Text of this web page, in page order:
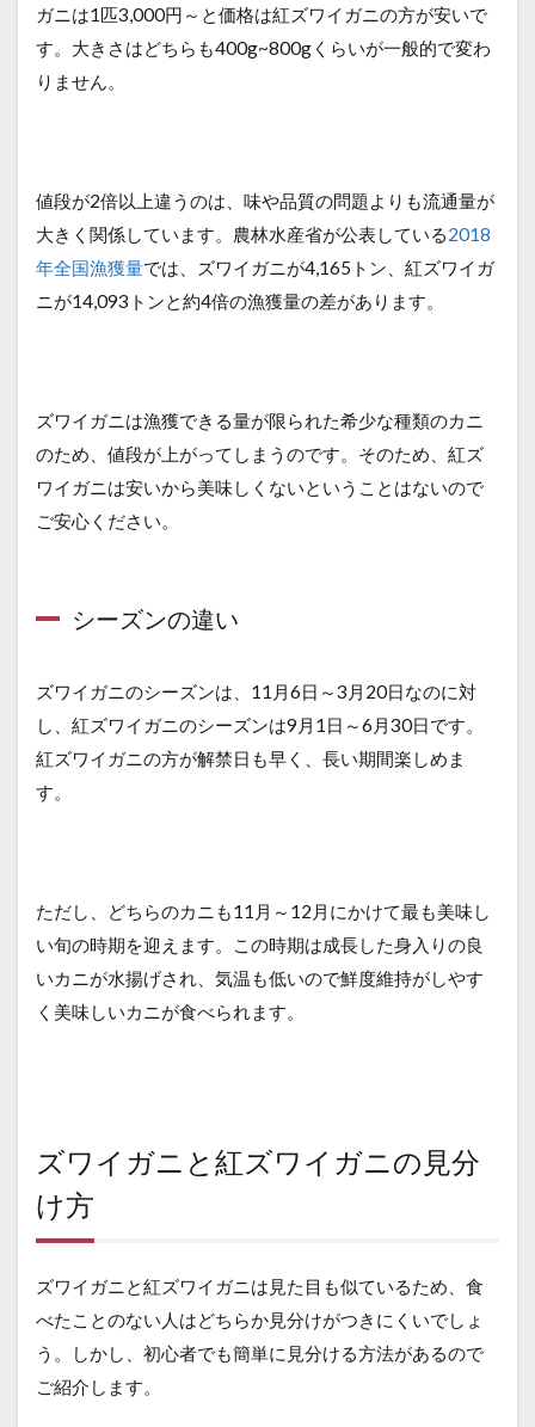
ガニは1匹3,000円～と価格は紅ズワイガニの方が安いで
す。大きさはどちらも400g~800gくらいが一般的で変わ
りません。
値段が2倍以上違うのは、味や品質の問題よりも流通量が
大きく関係しています。農林水産省が公表している2018
年全国漁獲量では、ズワイガニが4,165トン、紅ズワイガ
ニが14,093トンと約4倍の漁獲量の差があります。
ズワイガニは漁獲できる量が限られた希少な種類のカニ
のため、値段が上がってしまうのです。そのため、紅ズ
ワイガニは安いから美味しくないということはないので
ご安心ください。
シーズンの違い
ズワイガニのシーズンは、11月6日～3月20日なのに対
し、紅ズワイガニのシーズンは9月1日～6月30日です。
紅ズワイガニの方が解禁日も早く、長い期間楽しめま
す。
ただし、どちらのカニも11月～12月にかけて最も美味し
い旬の時期を迎えます。この時期は成長した身入りの良
いカニが水揚げされ、気温も低いので鮮度維持がしやす
く美味しいカニが食べられます。
ズワイガニと紅ズワイガニの見分
け方
ズワイガニと紅ズワイガニは見た目も似ているため、食
べたことのない人はどちらか見分けがつきにくいでしょ
う。しかし、初心者でも簡単に見分ける方法があるので
ご紹介します。